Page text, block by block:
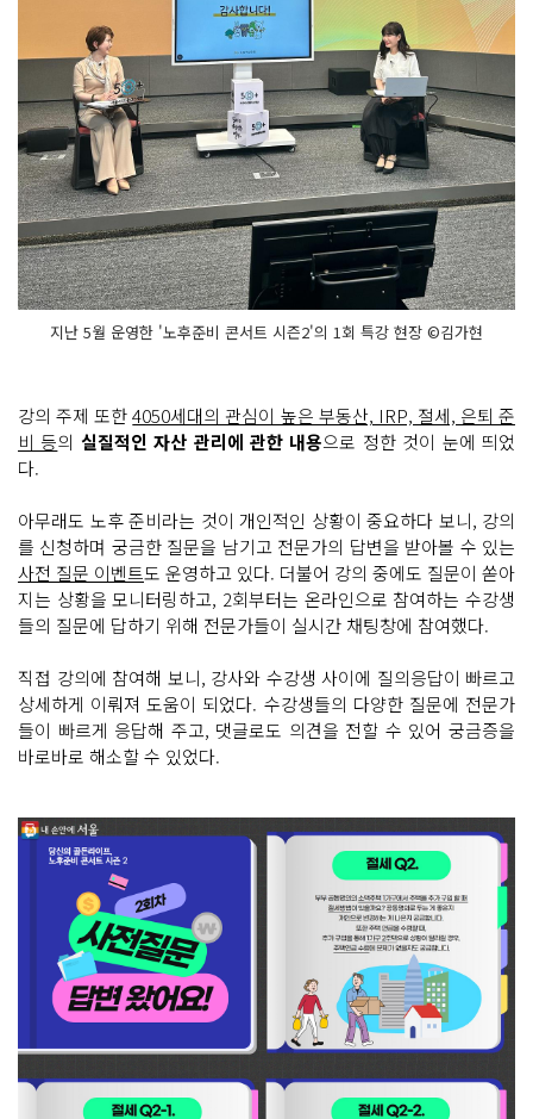
지난 5월 운영한 '노후준비 콘서트 시즌2'의 1회 특강 현장 ©김가현
강의 주제 또한4050세대의 관심이 높은 부동산, IRP, 절세, 은퇴 준
비 등의 실질적인 자산 관리에 관한 내용으로 정한 것이 눈에 띄었
다.
아무래도 노후 준비라는 것이 개인적인 상황이 중요하다 보니, 강의
를 신청하며 궁금한 질문을 남기고 전문가의 답변을 받아볼 수 있는
사전 질문 이벤트도 운영하고 있다. 더불어 강의 중에도 질문이 쏟아
지는 상황을 모니터링하고, 2회부터는 온라인으로 참여하는 수강생
들의 질문에 답하기 위해 전문가들이 실시간 채팅창에 참여했다.
직접 강의에 참여해 보니, 강사와 수강생 사이에 질의응답이 빠르고
상세하게 이뤄져 도움이 되었다. 수강생들의 다양한 질문에 전문가
들이 빠르게 응답해 주고, 댓글로도 의견을 전할 수 있어 궁금증을
바로바로 해소할 수 있었다.